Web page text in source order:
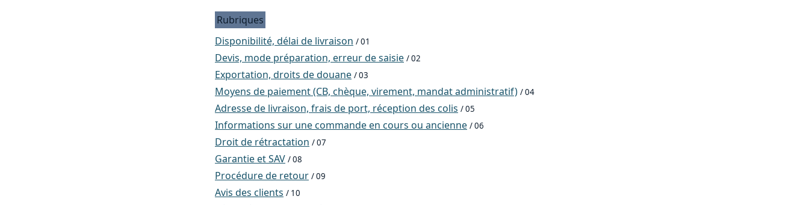
Rubriques
Disponibilité, délai de livraison / 01
Devis, mode préparation, erreur de saisie / 02
Exportation, droits de douane / 03
Moyens de paiement (CB, chèque, virement, mandat administratif) / 04
Adresse de livraison, frais de port, réception des colis / 05
Informations sur une commande en cours ou ancienne / 06
Droit de rétractation / 07
Garantie et SAV / 08
Procédure de retour / 09
Avis des clients / 10